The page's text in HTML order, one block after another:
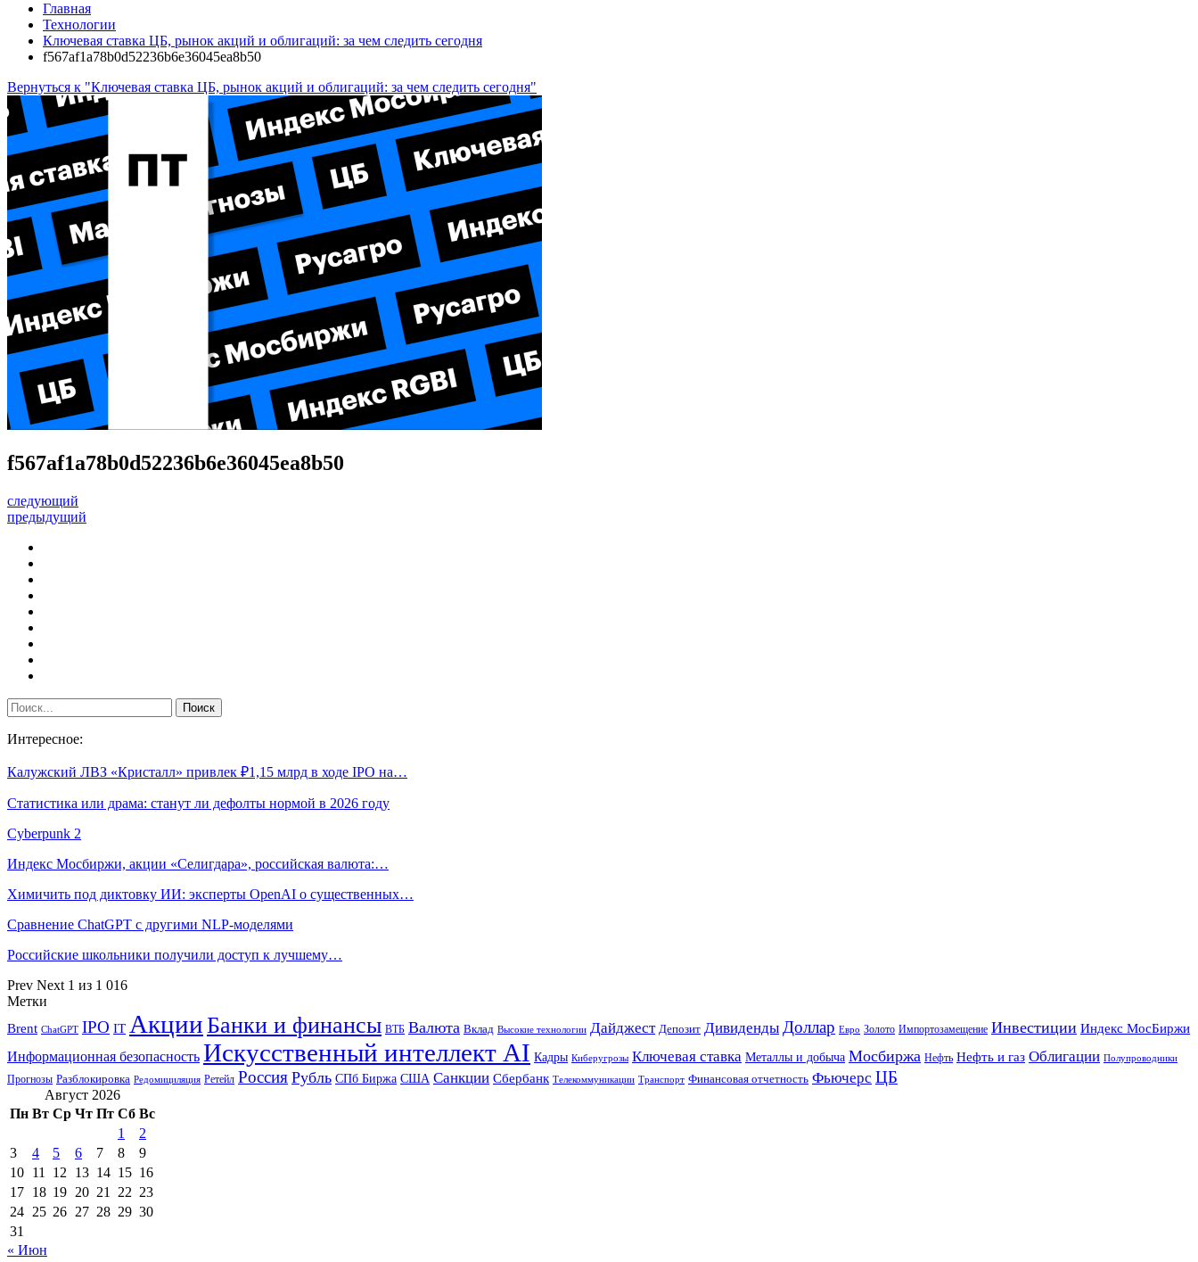
Главная
Технологии
Ключевая ставка ЦБ, рынок акций и облигаций: за чем следить сегодня
f567af1a78b0d52236b6e36045ea8b50
Вернуться к "Ключевая ставка ЦБ, рынок акций и облигаций: за чем следить сегодня"
f567af1a78b0d52236b6e36045ea8b50
следующий
предыдущий
Интересное:
Калужский ЛВЗ «Кристалл» привлек ₽1,15 млрд в ходе IPO на…
Статистика или драма: станут ли дефолты нормой в 2026 году
Cyberpunk 2
Индекс Мосбиржи, акции «Селигдара», российская валюта:…
Химичить под диктовку ИИ: эксперты OpenAI о существенных…
Сравнение ChatGPT с другими NLP-моделями
Российские школьники получили доступ к лучшему…
Prev Next 1 из 1 016
Метки
Brent ChatGPT IPO IT АкцииБанки и финансы ВТБ Валюта Вклад Высокие технологии Дайджест Депозит Дивиденды Доллар Евро Золото Импортозамещение Инвестиции Индекс МосБиржи
Информационная безопасность Искусственный интеллект AI Кадры Киберугрозы Ключевая ставка Металлы и добыча Мосбиржа Нефть Нефть и газ Облигации Полупроводники
Прогнозы Разблокировка Редомициляция Ретейл Россия Рубль СПб Биржа США Санкции Сбербанк Телекоммуникации Транспорт Финансовая отчетность Фьючерс ЦБ
Август 2026
Пн Вт Ср Чт Пт Сб Вс
1
2
3
4 5 6 7 8
9
10 11 12 13 14 15 16
17 18 19 20 21 22 23
24 25 26 27 28 29 30
31
« Июн